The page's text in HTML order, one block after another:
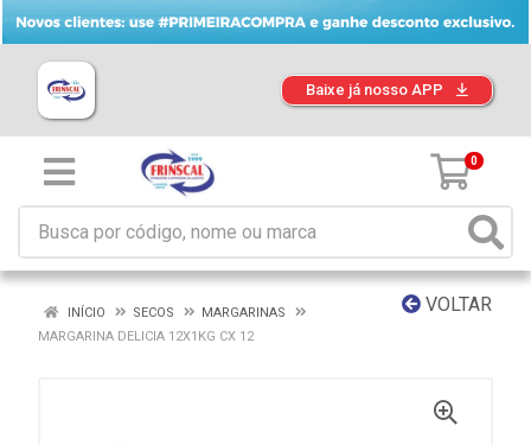
Baixe já nosso APP
0
VOLTAR
INÍCIO SECOS
MARGARINAS
MARGARINA DELICIA 12X1KG CX 12